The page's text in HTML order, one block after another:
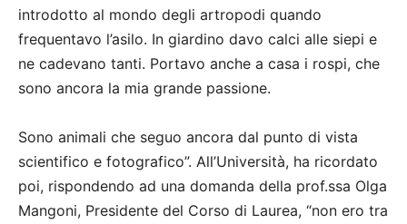
introdotto al mondo degli artropodi quando
frequentavo l’asilo. In giardino davo calci alle siepi e
ne cadevano tanti. Portavo anche a casa i rospi, che
sono ancora la mia grande passione.
Sono animali che seguo ancora dal punto di vista
scientifico e fotografico”. All’Università, ha ricordato
poi, rispondendo ad una domanda della prof.ssa Olga
Mangoni, Presidente del Corso di Laurea, “non ero tra